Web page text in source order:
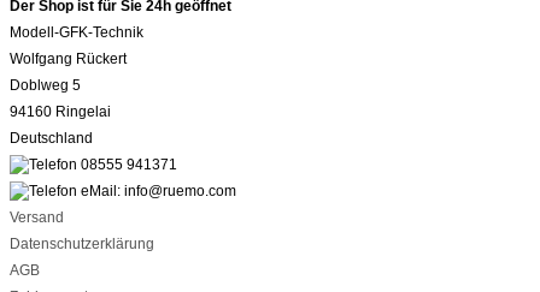
Der Shop ist für Sie 24h geöffnet
Modell-GFK-Technik
Wolfgang Rückert
Doblweg 5
94160 Ringelai
Deutschland
08555 941371
eMail: info@ruemo.com
Versand
Datenschutzerklärung
AGB